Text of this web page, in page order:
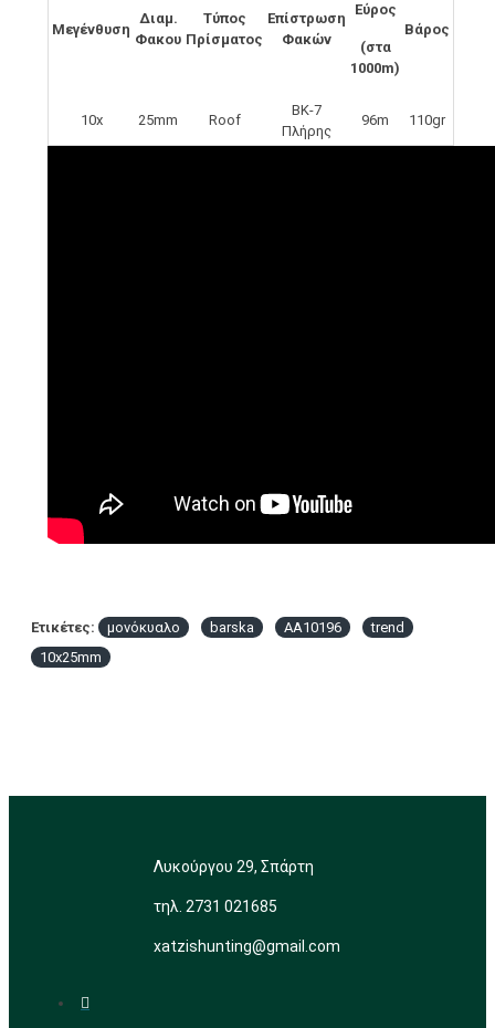
Μεγένθυση
Διαμ.
Φακου
Τύπος
Πρίσματος
Επίστρωση
Φακών
Εύρος
(στα
1000m)
Βάρος
10x 25mm Roof
BK-7
Πλήρης
96m 110gr
Ετικέτες: μονόκυαλο barska AΑ10196
trend
10x25mm
Λυκούργου 29, Σπάρτη
τηλ. 2731 021685
xatzishunting@gmail.com